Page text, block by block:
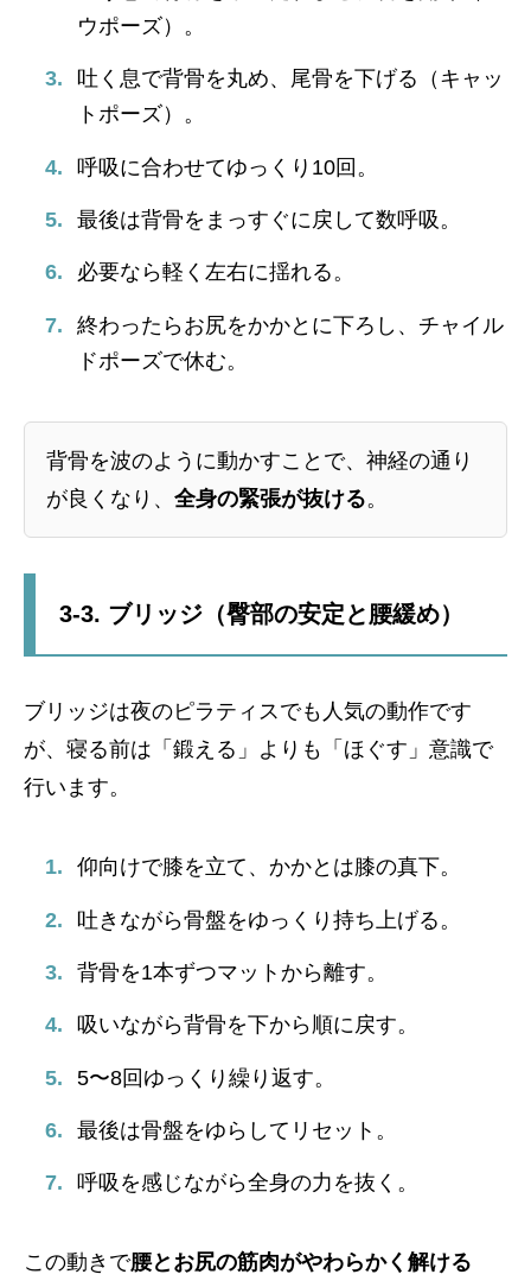
ウポーズ）。
吐く息で背骨を丸め、尾骨を下げる（キャッ
トポーズ）。
呼吸に合わせてゆっくり10回。
最後は背骨をまっすぐに戻して数呼吸。
必要なら軽く左右に揺れる。
終わったらお尻をかかとに下ろし、チャイル
ドポーズで休む。
背骨を波のように動かすことで、神経の通り
が良くなり、 全身の緊張が抜ける。
3-3. ブリッジ（臀部の安定と腰緩め）
ブリッジは夜のピラティスでも人気の動作です
が、寝る前は「鍛える」よりも「ほぐす」意識で
行います。
仰向けで膝を立て、かかとは膝の真下。
吐きながら骨盤をゆっくり持ち上げる。
背骨を1本ずつマットから離す。
吸いながら背骨を下から順に戻す。
5〜8回ゆっくり繰り返す。
最後は骨盤をゆらしてリセット。
呼吸を感じながら全身の力を抜く。
この動きで腰とお尻の筋肉がやわらかく解ける